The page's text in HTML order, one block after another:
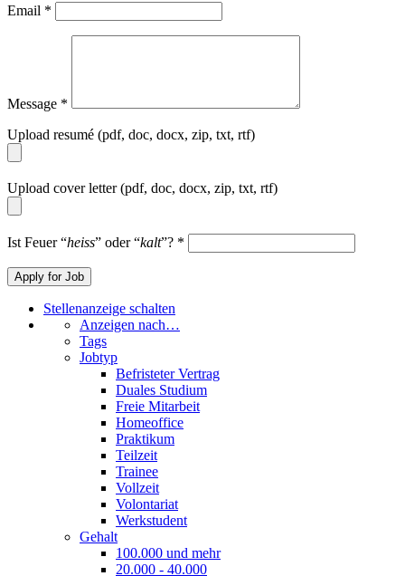
Email *
Message *
Upload resumé (pdf, doc, docx, zip, txt, rtf)
Upload cover letter (pdf, doc, docx, zip, txt, rtf)
Ist Feuer “heiss” oder “kalt”? *
Stellenanzeige schalten
Anzeigen nach…
Tags
Jobtyp
Befristeter Vertrag
Duales Studium
Freie Mitarbeit
Homeoffice
Praktikum
Teilzeit
Trainee
Vollzeit
Volontariat
Werkstudent
Gehalt
100.000 und mehr
20.000 - 40.000